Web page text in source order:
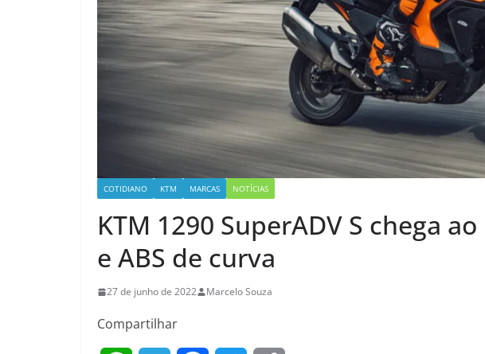
COTIDIANO KTM MARCAS NOTÍCIAS
KTM 1290 SuperADV S chega
e ABS de curva
27 de junho de 2022 Marcelo Souza
Compartilhar